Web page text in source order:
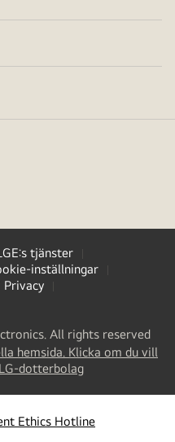
tjänster
inställningar
Privacy
All rights reserved
hemsida. Klicka om du vill
dotterbolag(
a
new
tab
Ethics Hotline